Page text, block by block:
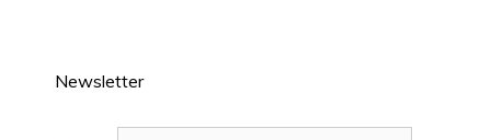
Newsletter